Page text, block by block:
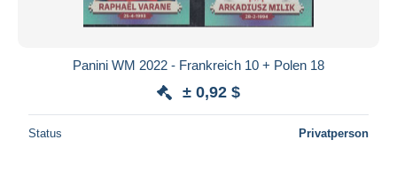
Panini WM 2022 - Frankreich 10 + Polen 18
± 0,92 $
Status Privatperson